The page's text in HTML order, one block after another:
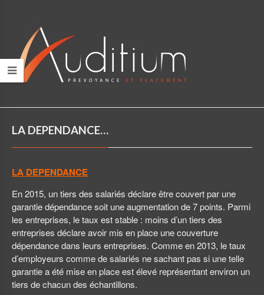
LA DEPENDANCE…
LA DEPENDANCE
En 2015, un tiers des salariés déclare être couvert par une
garantie dépendance soit une augmentation de 7 points. Parmi
les entreprises, le taux est stable : moins d’un tiers des
entreprises déclare avoir mis en place une couverture
dépendance dans leurs entreprises. Comme en 2013, le taux
d’employeurs comme de salariés ne sachant pas si une telle
garantie a été mise en place est élevé représentant environ un
tiers de chacun des échantillons.